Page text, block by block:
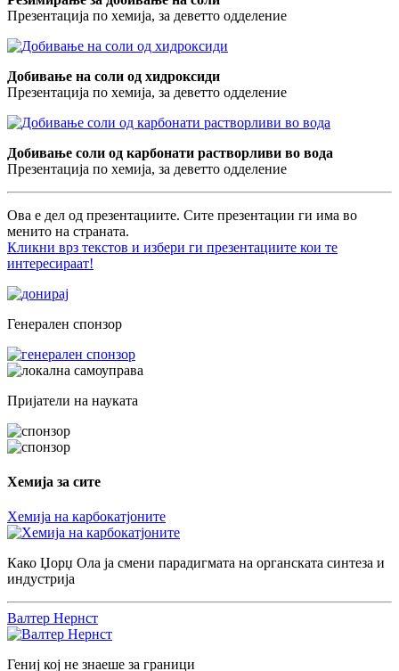
Презентација по хемија, за деветто одделение
Добивање на соли од хидроксиди
Презентација по хемија, за деветто одделение
Добивање соли од карбонати растворливи во вода
Презентација по хемија, за деветто одделение
Ова е дел од презентациите. Сите презентации ги има во
менито на страната.
Кликни врз текстов и избери ги презентациите кои те
интересираат!
Генерален спонзор
Пријатели на науката
Хемија за сите
Хемија на карбокатјоните
Како Џорџ Ола ја смени парадигмата на органската синтеза и
индустрија
Валтер Нернст
Гениј кој не знаеше за граници